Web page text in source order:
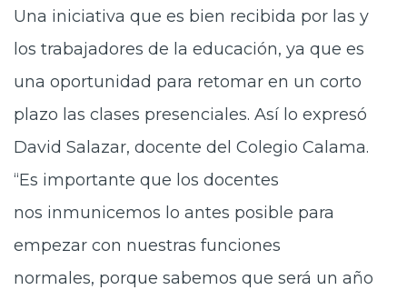
Una iniciativa que es bien recibida por las y
los trabajadores de la educación, ya que es
una oportunidad para retomar en un corto
plazo las clases presenciales. Así lo expresó
David Salazar, docente del Colegio Calama.
“Es importante que los docentes
nos inmunicemos lo antes posible para
empezar con nuestras funciones
normales, porque sabemos que será un año